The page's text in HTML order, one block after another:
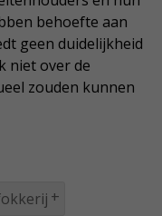
behoefte aan
geen duidelijkheid
niet over de
zouden kunnen